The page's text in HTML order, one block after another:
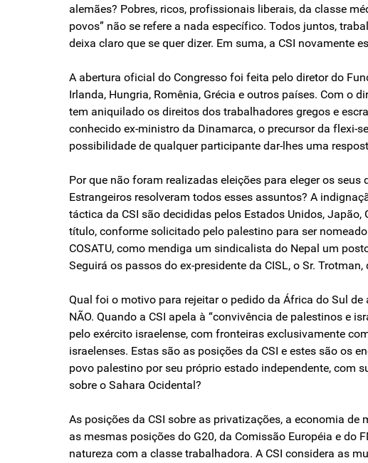
alemães? Pobres, ricos, profissionais liberais, da classe
povos” não se refere a nada específico. Todos juntos,
deixa claro que se quer dizer. Em suma, a CSI novamente
A abertura oficial do Congresso foi feita pelo diretor do
Irlanda, Hungria, Romênia, Grécia e outros países. Com o
tem aniquilado os direitos dos trabalhadores gregos e
conhecido ex-ministro da Dinamarca, o precursor da flexi-
possibilidade de qualquer participante dar-lhes uma
Por que não foram realizadas eleições para eleger os
Estrangeiros resolveram todos esses assuntos? A
táctica da CSI são decididas pelos Estados Unidos,
título, conforme solicitado pelo palestino para ser
COSATU, como mendiga um sindicalista do Nepal um
Seguirá os passos do ex-presidente da CISL, o Sr.
Qual foi o motivo para rejeitar o pedido da África do Sul
NÃO. Quando a CSI apela à “convivência de palestinos e
pelo exército israelense, com fronteiras exclusivamente
israelenses. Estas são as posições da CSI e estes são os
povo palestino por seu próprio estado independente, com
sobre o Sahara Ocidental?
As posições da CSI sobre as privatizações, a economia
as mesmas posições do G20, da Comissão Européia e
natureza com a classe trabalhadora. A CSI considera as